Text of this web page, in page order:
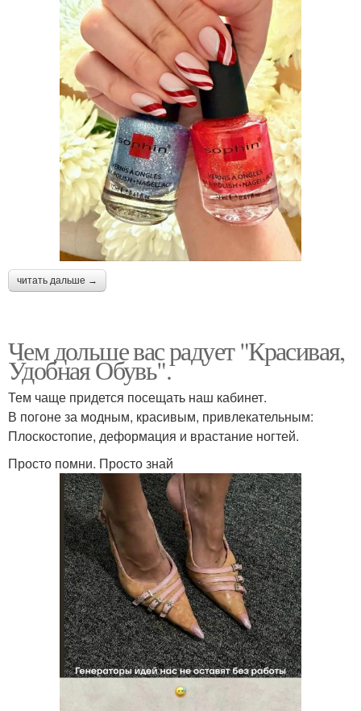
читать дальше →
Чем дольше вас радует "Красивая,
Удобная Обувь".
Тем чаще придется посещать наш кабинет.
В погоне за модным, красивым, привлекательным:
Плоскостопие, деформация и врастание ногтей.
Просто помни. Просто знай